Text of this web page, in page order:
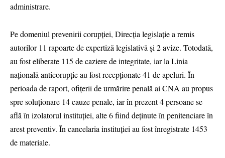
administrare.
Pe domeniul prevenirii corupției, Direcția legislație a remis
autorilor 11 rapoarte de expertiză legislativă și 2 avize. Totodată,
au fost eliberate 115 de caziere de integritate, iar la Linia
națională anticorupție au fost recepționate 41 de apeluri. În
perioada de raport, ofițerii de urmărire penală ai CNA au propus
spre soluționare 14 cauze penale, iar în prezent 4 persoane se
află în izolatorul instituției, alte 6 fiind deținute în penitenciare în
arest preventiv. În cancelaria instituției au fost înregistrate 1453
de materiale.